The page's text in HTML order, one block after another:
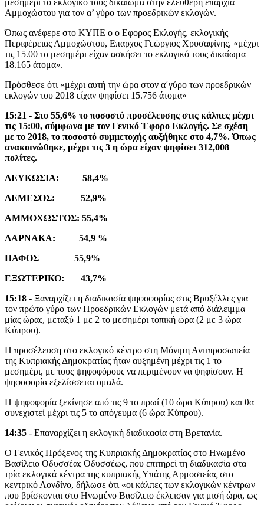
Αμμοχώστου για τον α’ γύρο των προεδρικών εκλογών.
Όπως ανέφερε στο ΚΥΠΕ ο ο Εφορος Εκλογής, εκλογικής
Περιφέρειας Αμμοχώστου, Επαρχος Γεώργιος Χρυσαφίνης, «μέχρι
τις 15.00 το μεσημέρι είχαν ασκήσει το εκλογικό τους δικαίωμα
18.165 άτομα».
Πρόσθεσε ότι «μέχρι αυτή την ώρα στον α΄γύρο των προεδρικών
εκλογών του 2018 είχαν ψηφίσει 15.756 άτομα»
15:21 - Στο 55,6% το ποσοστό προσέλευσης στις κάλπες μέχρι
τις 15:00, σύμφωνα με τον Γενικό Έφορο Εκλογής. Σε σχέση
με το 2018, το ποσοστό συμμετοχής αυξήθηκε στο 4,7%. Όπως
ανακοινώθηκε, μέχρι τις 3 η ώρα είχαν ψηφίσει 312,008
πολίτες.
ΛΕΥΚΩΣΙΑ: 58,4%
ΛΕΜΕΣΌΣ: 52,9%
ΑΜΜΟΧΩΣΤΟΣ: 55,4%
ΛΑΡΝΑΚΑ: 54,9 %
ΠΑΦΟΣ 55,9%
ΕΞΩΤΕΡΙΚΟ: 43,7%
15:18 - Ξαναρχίζει η διαδικασία ψηφοφορίας στις Βρυξέλλες για
τον πρώτο γύρο των Προεδρικών Εκλογών μετά από διάλειμμα
μίας ώρας, μεταξύ 1 με 2 το μεσημέρι τοπική ώρα (2 με 3 ώρα
Κύπρου).
Η προσέλευση στο εκλογικό κέντρο στη Μόνιμη Αντιπροσωπεία
της Κυπριακής Δημοκρατίας ήταν αυξημένη μέχρι τις 1 το
μεσημέρι, με τους ψηφοφόρους να περιμένουν να ψηφίσουν. Η
ψηφοφορία εξελίσσεται ομαλά.
Η ψηφοφορία ξεκίνησε από τις 9 το πρωί (10 ώρα Κύπρου) και θα
συνεχιστεί μέχρι τις 5 το απόγευμα (6 ώρα Κύπρου).
14:35 - Επαναρχίζει η εκλογική διαδικασία στη Βρετανία.
Ο Γενικός Πρόξενος της Κυπριακής Δημοκρατίας στο Ηνωμένο
Βασίλειο Οδυσσέας Οδυσσέως, που επιτηρεί τη διαδικασία στα
τρία εκλογικά κέντρα της κυπριακής Υπάτης Αρμοστείας στο
κεντρικό Λονδίνο, δήλωσε ότι «οι κάλπες των εκλογικών κέντρων
που βρίσκονται στο Ηνωμένο Βασίλειο έκλεισαν για μισή ώρα, ως